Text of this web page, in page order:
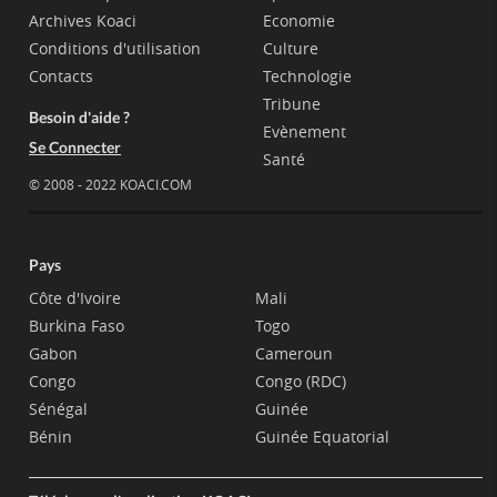
Archives Koaci
Conditions d'utilisation
Contacts
Besoin d'aide ?
Se Connecter
© 2008 - 2022 KOACI.COM
Economie
Culture
Technologie
Tribune
Evènement
Santé
Pays
Côte d'Ivoire
Burkina Faso
Gabon
Congo
Sénégal
Bénin
Mali
Togo
Cameroun
Congo (RDC)
Guinée
Guinée Equatorial